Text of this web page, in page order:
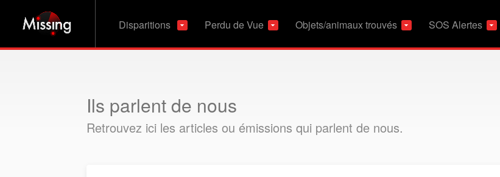
Disparitions Perdu de Vue Objets/animaux trouvés SOS Alertes
Ils parlent de nous
Retrouvez ici les articles ou émissions qui parlent de nous.